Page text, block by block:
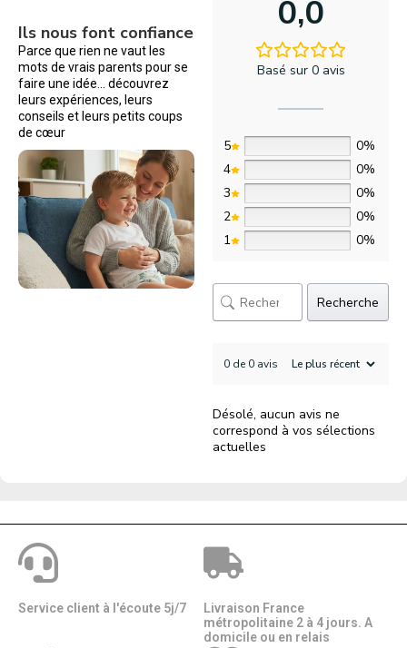
Ils nous font confiance
Parce que rien ne vaut les
mots de vrais parents pour se
faire une idée… découvrez
leurs expériences, leurs
conseils et leurs petits coups
de cœur
0,0
Basé sur 0 avis
5
0%
4
0%
3
0%
2
0%
1
0%
Recherche
0 de 0 avis
Désolé, aucun avis ne
correspond à vos sélections
actuelles
Service client à l'écoute 5j/7
Livraison France
métropolitaine 2 à 4 jours. A
domicile ou en relais​​